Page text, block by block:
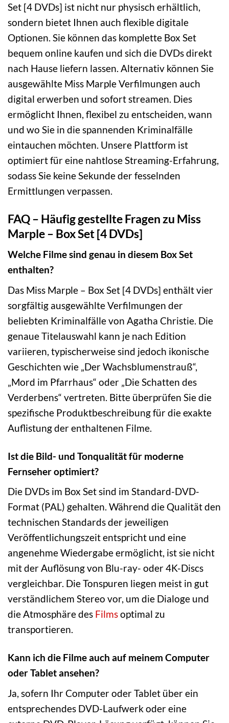
Set [4 DVDs] ist nicht nur physisch erhältlich,
sondern bietet Ihnen auch flexible digitale
Optionen. Sie können das komplette Box Set
bequem online kaufen und sich die DVDs direkt
nach Hause liefern lassen. Alternativ können Sie
ausgewählte Miss Marple Verfilmungen auch
digital erwerben und sofort streamen. Dies
ermöglicht Ihnen, flexibel zu entscheiden, wann
und wo Sie in die spannenden Kriminalfälle
eintauchen möchten. Unsere Plattform ist
optimiert für eine nahtlose Streaming-Erfahrung,
sodass Sie keine Sekunde der fesselnden
Ermittlungen verpassen.
FAQ – Häufig gestellte Fragen zu Miss
Marple – Box Set [4 DVDs]
Welche Filme sind genau in diesem Box Set
enthalten?
Das Miss Marple – Box Set [4 DVDs] enthält vier
sorgfältig ausgewählte Verfilmungen der
beliebten Kriminalfälle von Agatha Christie. Die
genaue Titelauswahl kann je nach Edition
variieren, typischerweise sind jedoch ikonische
Geschichten wie „Der Wachsblumenstrauß“,
„Mord im Pfarrhaus“ oder „Die Schatten des
Verderbens“ vertreten. Bitte überprüfen Sie die
spezifische Produktbeschreibung für die exakte
Auflistung der enthaltenen Filme.
Ist die Bild- und Tonqualität für moderne
Fernseher optimiert?
Die DVDs im Box Set sind im Standard-DVD-
Format (PAL) gehalten. Während die Qualität den
technischen Standards der jeweiligen
Veröffentlichungszeit entspricht und eine
angenehme Wiedergabe ermöglicht, ist sie nicht
mit der Auflösung von Blu-ray- oder 4K-Discs
vergleichbar. Die Tonspuren liegen meist in gut
verständlichem Stereo vor, um die Dialoge und
die Atmosphäre des Filmsoptimal zu
transportieren.
Kann ich die Filme auch auf meinem Computer
oder Tablet ansehen?
Ja, sofern Ihr Computer oder Tablet über ein
entsprechendes DVD-Laufwerk oder eine